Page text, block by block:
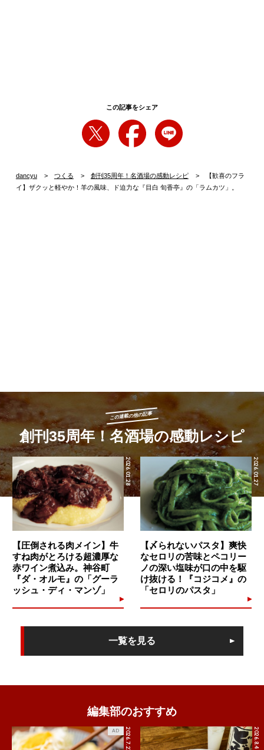
この記事をシェア
dancyu つくる 創刊35周年！名酒場の感動レシピ
【歓喜のフラ
イ】ザクッと軽やか！羊の風味、ド迫力な『目白 旬香亭』の「ラムカツ」。
この連載の他の記事
創刊35周年！名酒場の感動レシピ
2026.01.28
【圧倒される肉メイン】牛
すね肉がとろける超濃厚な
赤ワイン煮込み。神谷町
『ダ・オルモ』の「グーラ
ッシュ・ディ・マンゾ」
2026.01.27
【〆られないパスタ】爽快
なセロリの苦味とペコリー
ノの深い塩味が口の中を駆
け抜ける！『コジコメ』の
「セロリのパスタ」
一覧を見る
編集部のおすすめ
2026.7.27
AD 2026.8.4